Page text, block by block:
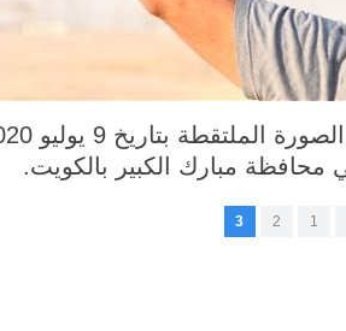
مبارك الكبير بالكويت.
1
2
3